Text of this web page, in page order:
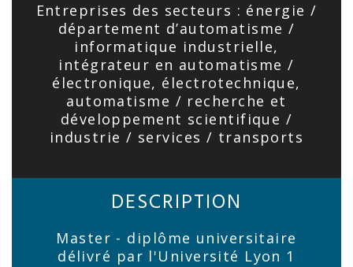
Entreprises des secteurs : énergie /
département d’automatisme /
informatique industrielle,
intégrateur en automatisme /
électronique, électrotechnique,
automatisme / recherche et
développement scientifique /
industrie / services / transports
DESCRIPTION
Master - diplôme universitaire
délivré par l'Université Lyon 1